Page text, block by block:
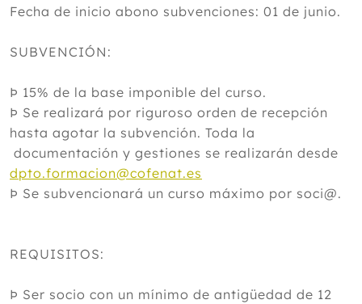
Fecha de inicio abono subvenciones: 01 de junio.
SUBVENCIÓN:
Þ 15% de la base imponible del curso.
Þ Se realizará por riguroso orden de recepción
hasta agotar la subvención. Toda la
documentación y gestiones se realizarán desde
dpto.formacion@cofenat.es
Þ Se subvencionará un curso máximo por soci@.
REQUISITOS:
Þ Ser socio con un mínimo de antigüedad de 12